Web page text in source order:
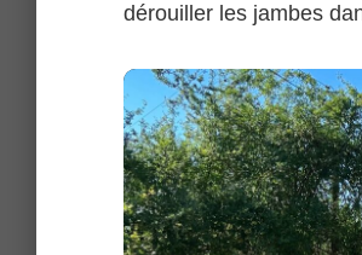
dérouiller les jambes